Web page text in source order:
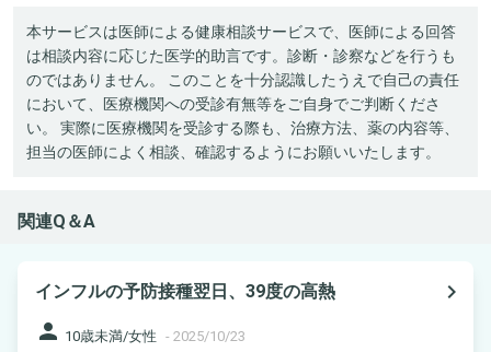
本サービスは医師による健康相談サービスで、医師による回答
は相談内容に応じた医学的助言です。診断・診察などを行うも
のではありません。 このことを十分認識したうえで自己の責任
において、医療機関への受診有無等をご自身でご判断くださ
い。 実際に医療機関を受診する際も、治療方法、薬の内容等、
担当の医師によく相談、確認するようにお願いいたします。
関連Q＆A
インフルの予防接種翌日、39度の高熱
navigate_next
person 10歳未満/女性 - 2025/10/23